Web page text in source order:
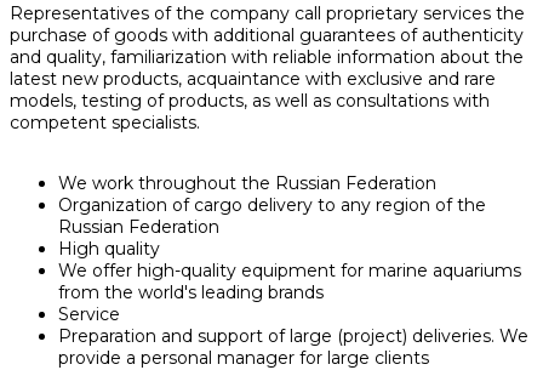
Representatives of the company call proprietary services the
purchase of goods with additional guarantees of authenticity
and quality, familiarization with reliable information about the
latest new products, acquaintance with exclusive and rare
models, testing of products, as well as consultations with
competent specialists.
We work throughout the Russian Federation
Organization of cargo delivery to any region of the
Russian Federation
High quality
We offer high-quality equipment for marine aquariums
from the world's leading brands
Service
Preparation and support of large (project) deliveries. We
provide a personal manager for large clients